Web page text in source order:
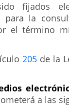
fijados
para la
el término
205 de la
a las